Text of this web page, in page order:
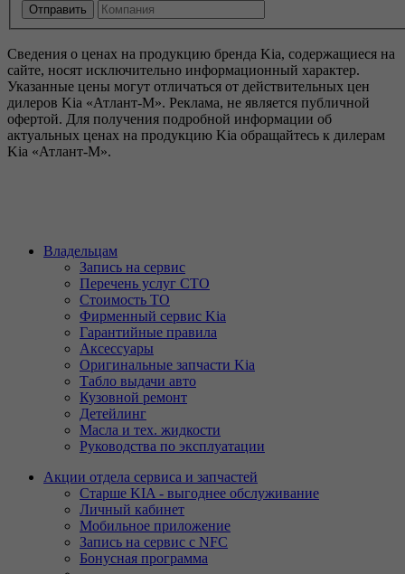
Сведения о ценах на продукцию бренда Kia, содержащиеся на
сайте, носят исключительно информационный характер.
Указанные цены могут отличаться от действительных цен
дилеров Kia «Атлант-М». Реклама, не является публичной
офертой. Для получения подробной информации об
актуальных ценах на продукцию Kia обращайтесь к дилерам
Kia «Атлант-М».
Владельцам
Запись на сервис
Перечень услуг СТО
Стоимость ТО
Фирменный сервис Kia
Гарантийные правила
Аксессуары
Оригинальные запчасти Kia
Табло выдачи авто
Кузовной ремонт
Детейлинг
Масла и тех. жидкости
Руководства по эксплуатации
Акции отдела сервиса и запчастей
Старше KIA - выгоднее обслуживание
Личный кабинет
Мобильное приложение
Запись на сервис с NFC
Бонусная программа